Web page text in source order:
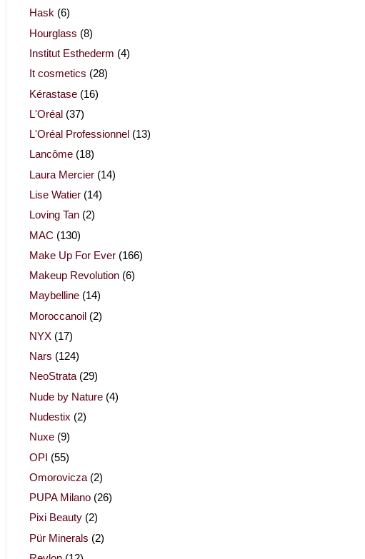
Hask (6)
Hourglass (8)
Institut Esthederm (4)
It cosmetics (28)
Kérastase (16)
L'Oréal (37)
L'Oréal Professionnel (13)
Lancôme (18)
Laura Mercier (14)
Lise Watier (14)
Loving Tan (2)
MAC (130)
Make Up For Ever (166)
Makeup Revolution (6)
Maybelline (14)
Moroccanoil (2)
NYX (17)
Nars (124)
NeoStrata (29)
Nude by Nature (4)
Nudestix (2)
Nuxe (9)
OPI (55)
Omorovicza (2)
PUPA Milano (26)
Pixi Beauty (2)
Pür Minerals (2)